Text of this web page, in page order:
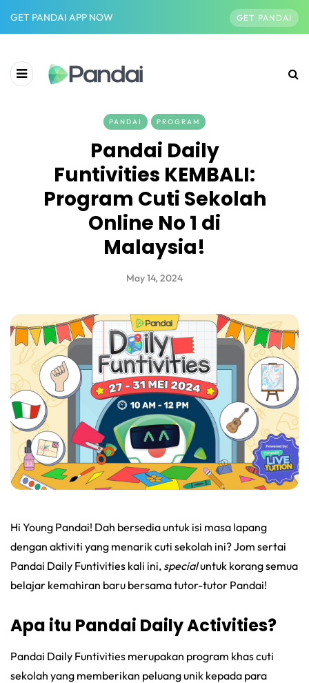
GET PANDAI APP NOW GET PANDAI
PANDAI PROGRAM
Pandai Daily
Funtivities KEMBALI:
Program Cuti Sekolah
Online No 1 di
Malaysia!
May 14, 2024
Hi Young Pandai! Dah bersedia untuk isi masa lapang
dengan aktiviti yang menarik cuti sekolah ini? Jom sertai
Pandai Daily Funtivities kali ini, specialuntuk korang semua
belajar kemahiran baru bersama tutor-tutor Pandai!
Apa itu Pandai Daily Activities?
Pandai Daily Funtivities merupakan program khas cuti
sekolah yang memberikan peluang unik kepada para